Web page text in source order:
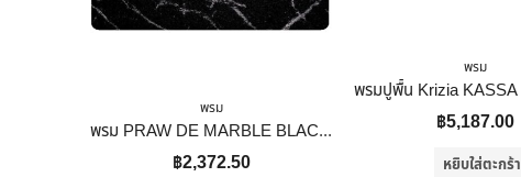
พรม
พรม PRAW DE MARBLE BLACK 50X75 ซม. สีดำ
฿2,372.50
พรม
฿5,187.00
หยิบใส่ตะกร้า